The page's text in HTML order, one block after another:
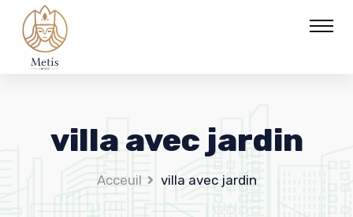
villa avec jardin
Acceuil villa avec jardin